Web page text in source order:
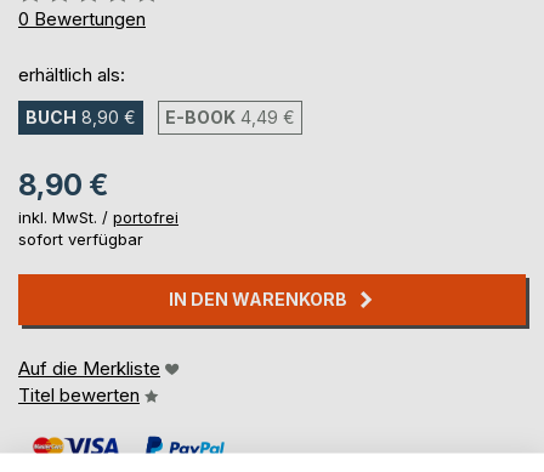
0%
0 Bewertungen
erhältlich als:
BUCH 8,90 € E-BOOK 4,49 €
8,90 €
inkl. MwSt. / portofrei
sofort verfügbar
IN DEN WARENKORB
Auf die Merkliste
Titel bewerten